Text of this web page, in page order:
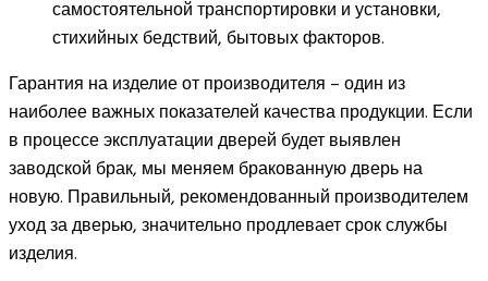
самостоятельной транспортировки и установки,
стихийных бедствий, бытовых факторов.
Гарантия на изделие от производителя – один из
наиболее важных показателей качества продукции. Если
в процессе эксплуатации дверей будет выявлен
заводской брак, мы меняем бракованную дверь на
новую. Правильный, рекомендованный производителем
уход за дверью, значительно продлевает срок службы
изделия.